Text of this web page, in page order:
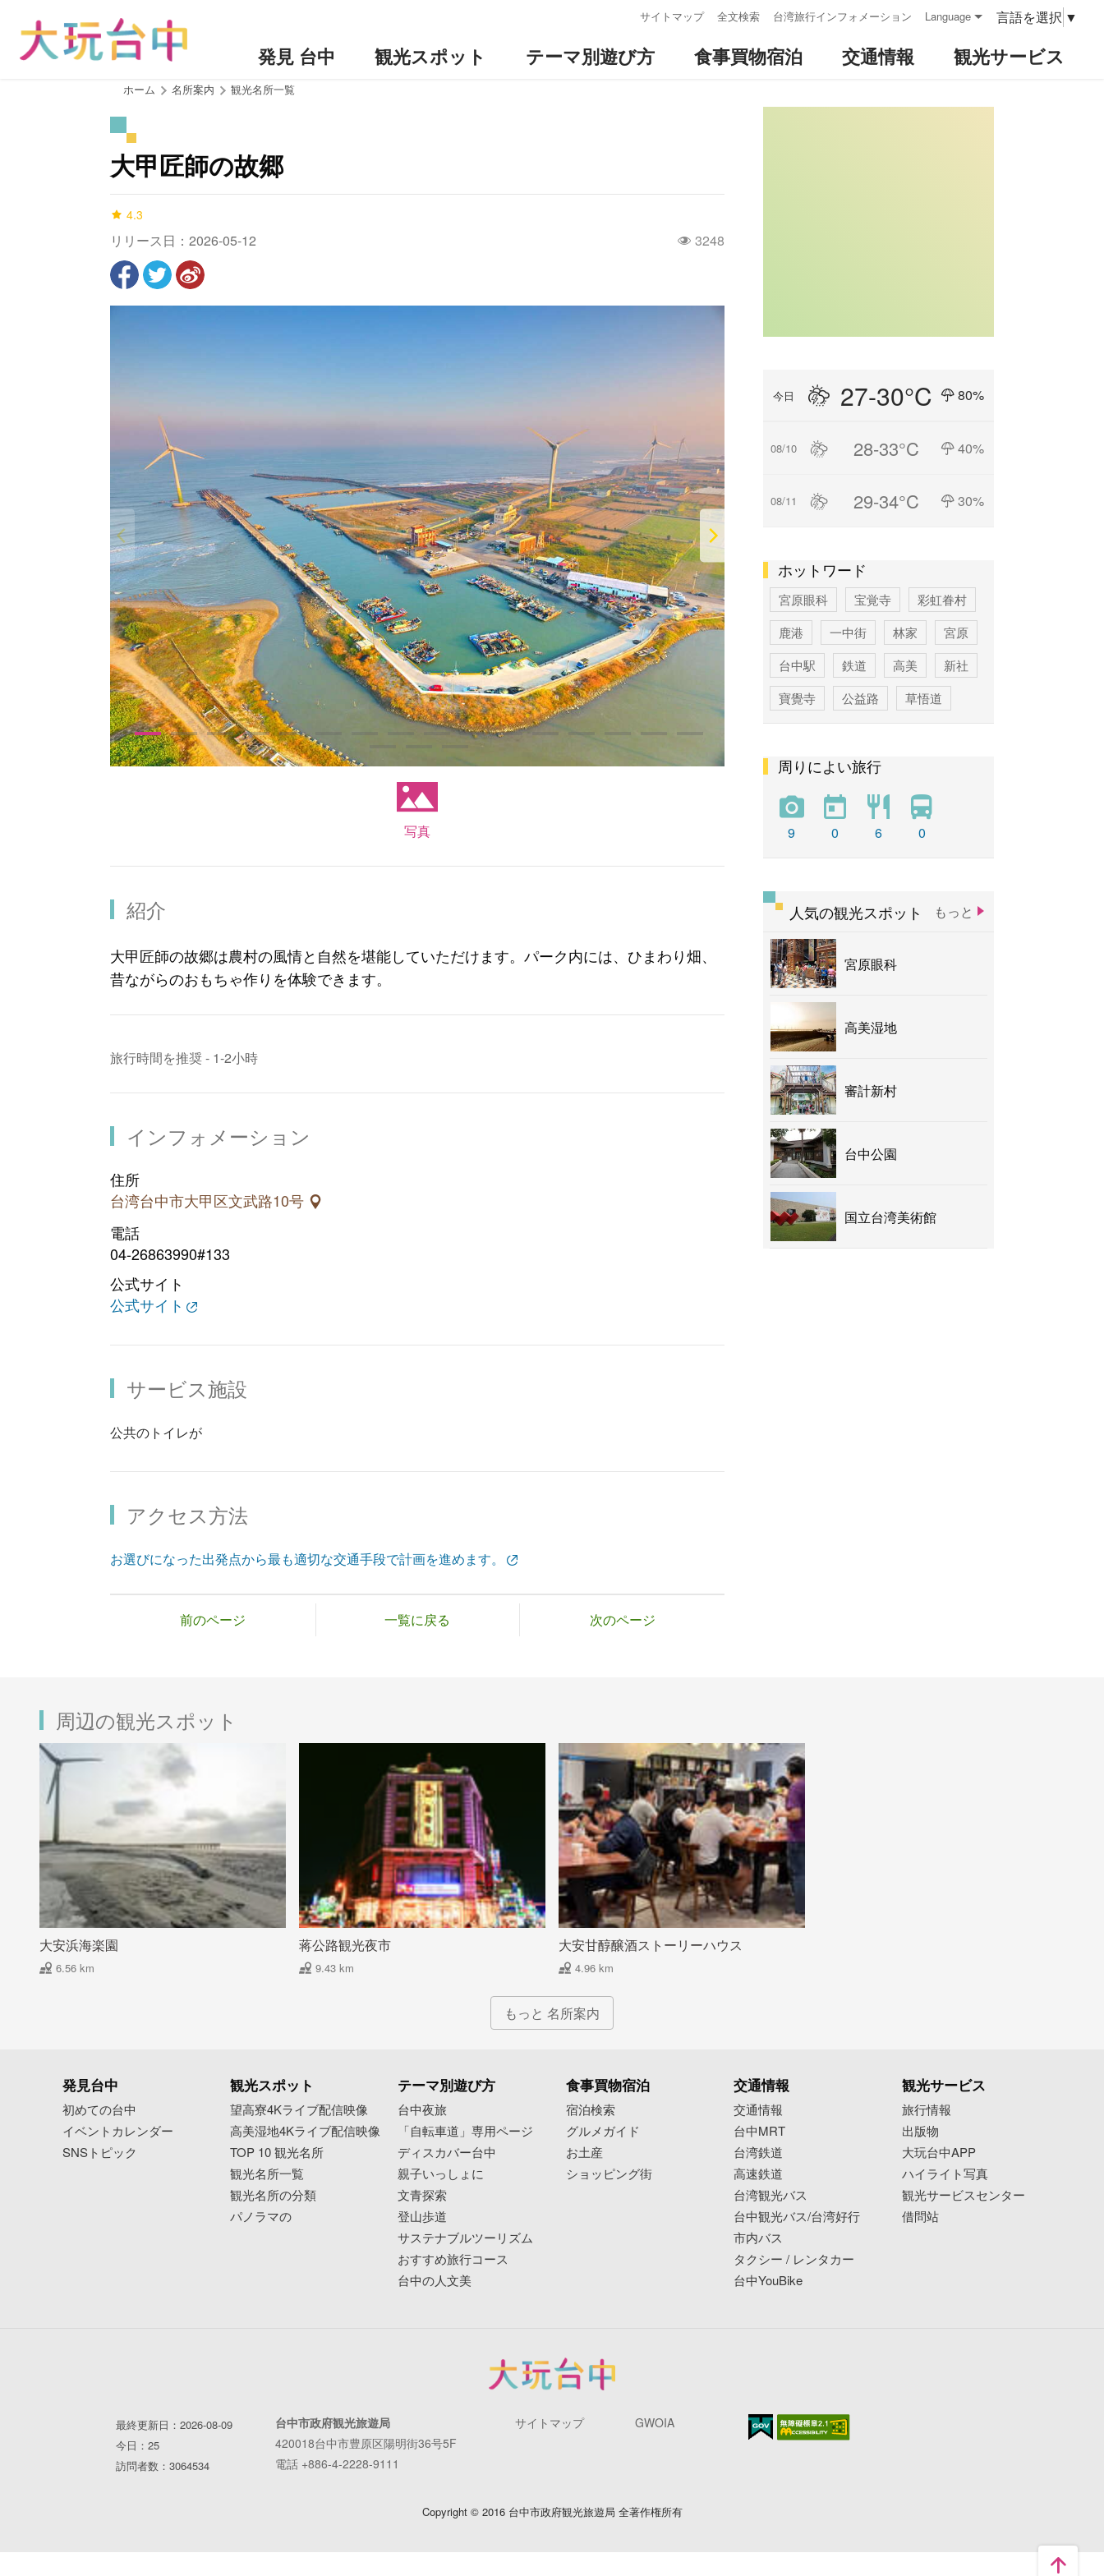
サイトマップ 全文検索 台湾旅行インフォメーション Language 言語を選択 ▼
発見 台中 観光スポット テーマ別遊び方 食事買物宿泊 交通情報 観光サービス
ホーム 名所案内 観光名所一覧
大甲匠師の故郷
4.3
リリース日：2026-05-12 3248
写真
紹介
大甲匠師の故郷は農村の風情と自然を堪能していただけます。パーク内には、ひまわり畑、
昔ながらのおもちゃ作りを体験できます。
旅行時間を推奨 - 1-2小時
インフォメーション
住所
台湾台中市大甲区文武路10号
電話
04-26863990#133
公式サイト
公式サイト
サービス施設
公共のトイレが
アクセス方法
お選びになった出発点から最も適切な交通手段で計画を進めます。
前のページ 一覧に戻る 次のページ
今日 27-30°C 80%
08/10 28-33°C 40%
08/11 29-34°C 30%
ホットワード
宮原眼科 宝覚寺
彩虹眷村
鹿港
一中街 林家
宮原
台中駅
鉄道 高美
新社
寶覺寺
公益路
草悟道
彩虹
新社花海
周りによい旅行
9 0 6 0
人気の観光スポット もっと
宮原眼科
高美湿地
審計新村
台中公園
国立台湾美術館
周辺の観光スポット
大安浜海楽園
6.56 km
蒋公路観光夜市
9.43 km
大安甘醇醸酒ストーリーハウス
4.96 km
もっと 名所案内
発見台中
初めての台中
イベントカレンダー
SNSトピック
観光スポット
望高寮4Kライブ配信映像
高美湿地4Kライブ配信映像
TOP 10 観光名所
観光名所一覧
観光名所の分類
パノラマの
テーマ別遊び方
台中夜旅
「自転車道」専用ページ
ディスカバー台中
親子いっしょに
文青探索
登山歩道
サステナブルツーリズム
おすすめ旅行コース
台中の人文美
食事買物宿泊
宿泊検索
グルメガイド
お土産
ショッピング街
交通情報
交通情報
台中MRT
台湾鉄道
高速鉄道
台湾観光バス
台中観光バス/台湾好行
市内バス
タクシー / レンタカー
台中YouBike
観光サービス
旅行情報
出版物
大玩台中APP
ハイライト写真
観光サービスセンター
借問站
最終更新日：2026-08-09
今日：25
訪問者数：3064534
台中市政府観光旅遊局
420018台中市豊原区陽明街36号5F
電話 +886-4-2228-9111
サイトマップ GWOIA
Copyright © 2016 台中市政府観光旅遊局 全著作権所有